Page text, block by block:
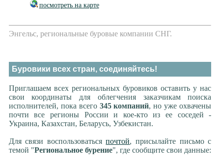
посмотреть на карте
Энгельс, региональные буровые компании СНГ.
Буровики всех стран, соединяйтесь!
Приглашаем всех региональных буровиков оставить у нас
свои координаты для облегчения заказчикам поиска
исполнителей, пока всего 345 компаний, но уже охвачены
почти все регионы России и кое-кто из ее соседей -
Украина, Казахстан, Беларусь, Узбекистан.
Для связи воспользоватьсяпочтой, присылайте письмо с
темой "Региональное бурение", где сообщите свои данные: